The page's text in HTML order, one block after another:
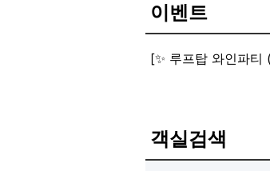
이벤트
[✨ 루프탑 와인파티
객실검색